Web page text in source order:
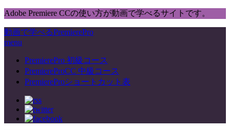
Adobe Premiere CCの使い方が動画で学べるサイトです。
動画で学べるPremierePro
menu
PremierePro 初級コース
PremiereProCC 中級コース
PremiereProショートカット表